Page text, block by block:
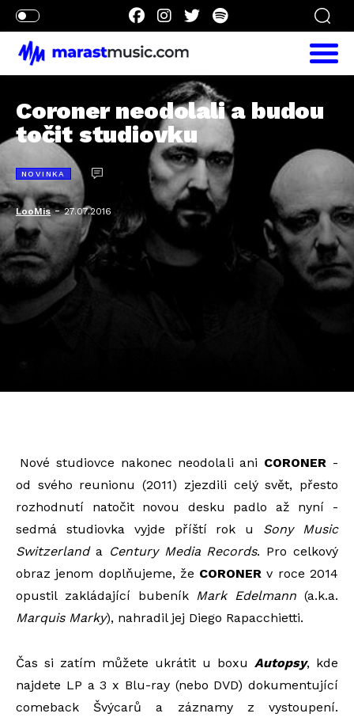
Coroner neodolali a budou
točit studiovku
NOVINKA
LooMis-27.07.2016
Nové studiovce nakonec neodolali ani CORONER -
od svého reunionu (2011) zjezdili celý svět, přesto
rozhodnutí natočit novou desku padlo až nyní -
sedmá studiovka vyjde příští rok u Sony Music
Switzerlanda Century Media Records. Pro celkový
obraz jenom doplňujeme, že CORONER v roce 2014
opustil zakládající bubeník Mark Edelmann (a.k.a.
Marquis Marky), nahradil jej Diego Rapacchietti.
Čas si zatím můžete ukrátit u boxu Autopsy, kde
najdete LP a 3 x Blu-ray (nebo DVD) dokumentující
comeback Švýcarů a záznamy z vystoupení.